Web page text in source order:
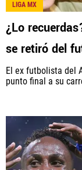
LIGA MX
¿Lo
se retiró del
El ex futbolista del
punto final a su